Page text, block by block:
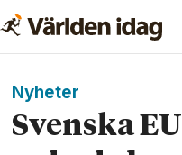
Nyheter
Svenska